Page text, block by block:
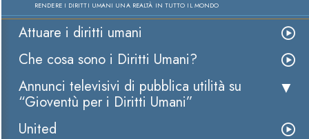
RENDERE I DIRITTI UMANI UNA REALTÀ IN TUTTO IL MONDO
Attuare i diritti umani
Che cosa sono i Diritti Umani?
Annunci televisivi di pubblica utilità su
“Gioventù per i Diritti Umani”
United